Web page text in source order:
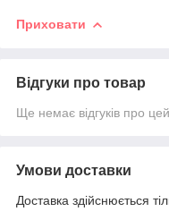
Приховати
Відгуки про товар
Ще немає відгуків про
Умови доставки
Доставка здійснюється